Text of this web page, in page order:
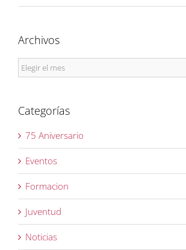
Archivos
Archivos
Categorías
75 Aniversario
Eventos
Formacion
Juventud
Noticias